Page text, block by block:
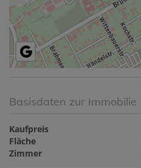
Basisdaten zur Immobilie
Kaufpreis
Fläche
Zimmer